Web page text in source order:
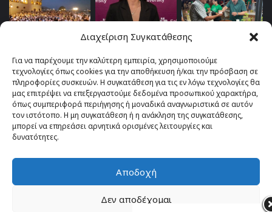
Διαχείριση Συγκατάθεσης
Για να παρέχουμε την καλύτερη εμπειρία, χρησιμοποιούμε
τεχνολογίες όπως cookies για την αποθήκευση ή/και την πρόσβαση σε
πληροφορίες συσκευών. Η συγκατάθεση για τις εν λόγω τεχνολογίες θα
μας επιτρέψει να επεξεργαστούμε δεδομένα προσωπικού χαρακτήρα,
όπως συμπεριφορά περιήγησης ή μοναδικά αναγνωριστικά σε αυτόν
τον ιστότοπο. Η μη συγκατάθεση ή η ανάκληση της συγκατάθεσης,
μπορεί να επηρεάσει αρνητικά ορισμένες λειτουργίες και
δυνατότητες.
Αποδοχή
Δεν αποδέχομαι
© Copyright 2026, All Rights Reserved |TOP fm 102.4